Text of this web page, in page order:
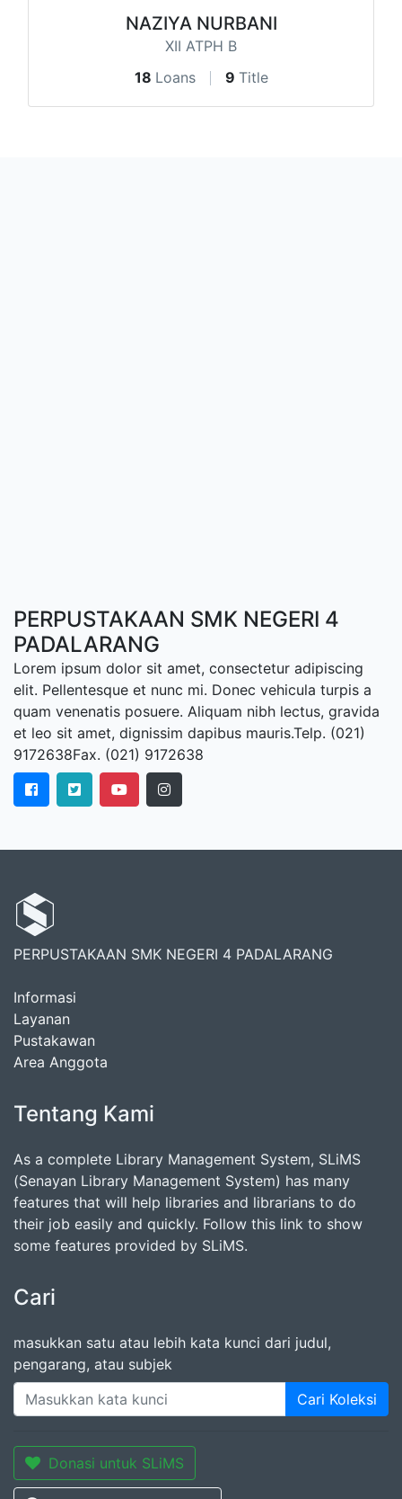
NAZIYA NURBANI
XII ATPH B
18 Loans 9 Title
PERPUSTAKAAN SMK NEGERI 4
PADALARANG
Lorem ipsum dolor sit amet, consectetur adipiscing
elit. Pellentesque et nunc mi. Donec vehicula turpis a
quam venenatis posuere. Aliquam nibh lectus, gravida
et leo sit amet, dignissim dapibus mauris.Telp. (021)
9172638Fax. (021) 9172638
PERPUSTAKAAN SMK NEGERI 4 PADALARANG
Informasi
Layanan
Pustakawan
Area Anggota
Tentang Kami
As a complete Library Management System, SLiMS
(Senayan Library Management System) has many
features that will help libraries and librarians to do
their job easily and quickly. Follow this link to show
some features provided by SLiMS.
Cari
masukkan satu atau lebih kata kunci dari judul,
pengarang, atau subjek
Cari Koleksi
Donasi untuk SLiMS